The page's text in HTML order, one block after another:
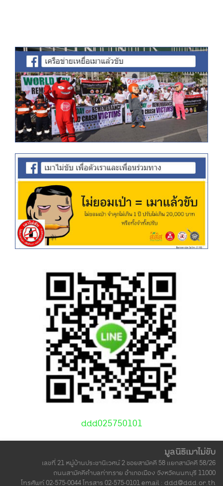
ddd025750101
มูลนิธิเมาไม่ขับ
เลขที่ 21 หมู่บ้านประชานิเวศน์ 2 ซอยสามัคคี 58 แยกสามัคคี 58/26
ถนนสามัคคีตำบลท่าทราย อำเภอเมือง จังหวัดนนทบุรี 11000
โทรศัพท์ 02-575-0044 โทรสาร 02-575-0101 email : ddd@ddd.or.th